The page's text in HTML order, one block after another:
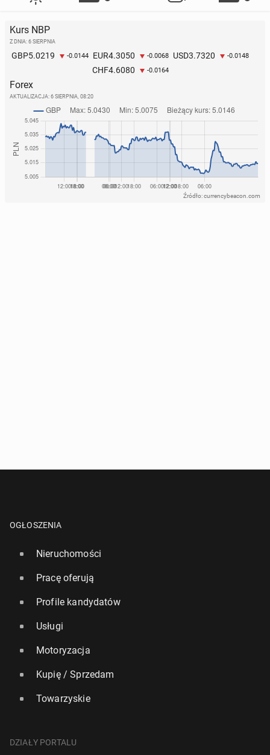
Kurs NBP
Z DNIA: 6 SIERPNIA
GBP5.0219 -0.0144 EUR4.3050 -0.0068 USD3.7320 -0.0148
CHF4.6080 -0.0164
Forex
AKTUALIZACJA: 6 SIERPNIA, 08:20
Źródło: currencybeacon.com
OGŁOSZENIA
Nieruchomości
Pracę oferują
Profile kandydatów
Usługi
Motoryzacja
Kupię / Sprzedam
Towarzyskie
DZIAŁY PORTALU